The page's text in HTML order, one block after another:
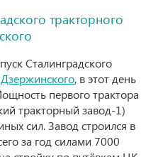
тракторного
Сталинградского
, в этот день
первого трактора
тракторный завод-1)
сил. Завод строился в
за год силами 7000